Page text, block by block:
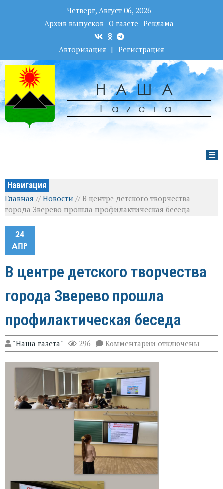
Четверг, Август 06, 2026
Архив выпусков О газете Реклама
Авторизация | Регистрация
НАША
Гаzета
Навигация
Главная //Новости //В центре детского творчества
города Зверево прошла профилактическая беседа
24
АПР
В центре детского творчества
города Зверево прошла
профилактическая беседа
"Наша газета" 296 Комментарии к
записи
В
прошла
беседа
отключены